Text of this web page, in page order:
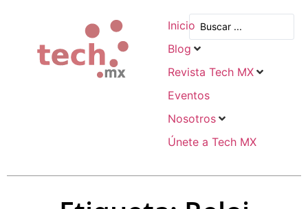
Inicio
Blog
Revista Tech MX
Eventos
Nosotros
Únete a Tech MX